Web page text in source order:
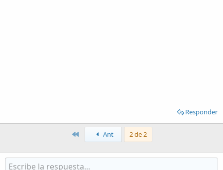
Responder
Primero Ant 2 de 2